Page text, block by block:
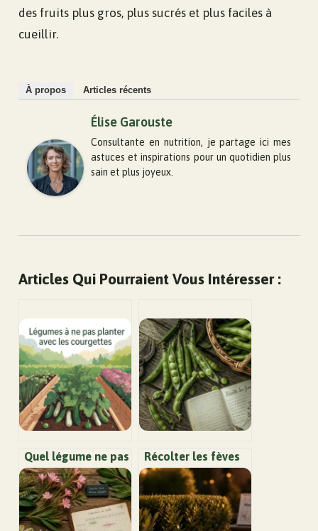
des fruits plus gros, plus sucrés et plus faciles à
cueillir.
À propos Articles récents
Élise Garouste
Consultante en nutrition, je partage ici mes
astuces et inspirations pour un quotidien plus
sain et plus joyeux.
Articles Qui Pourraient Vous Intéresser :
Quel légume ne pas
planter à côté des
courgettes : le
guide complet
Récolter les fèves
au bon moment : 3
signes de maturité
et astuces pour
éviter les grains